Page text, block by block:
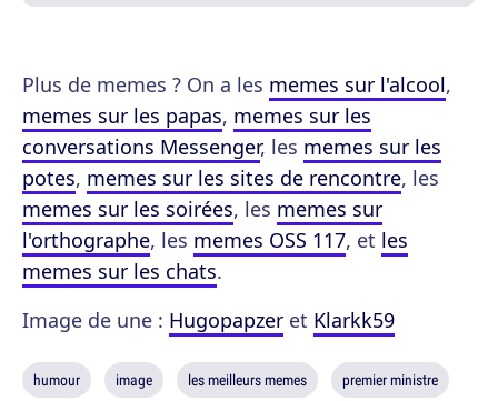
Plus de memes ? On a les memes sur l'alcool,
memes sur les papas, memes sur les
conversations Messenger, les memes sur les
potes, memes sur les sites de rencontre, les
memes sur les soirées, les memes sur
l'orthographe, les memes OSS 117, et les
memes sur les chats.
Image de une : Hugopapzer et Klarkk59
humour image les meilleurs memes premier ministre